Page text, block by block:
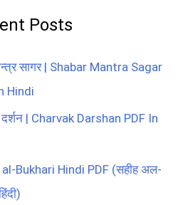
Posts
सागर | Shabar Mantra Sagar
Hindi
दर्शन | Charvak Darshan PDF In
al-Bukhari Hindi PDF (सहीह अल-